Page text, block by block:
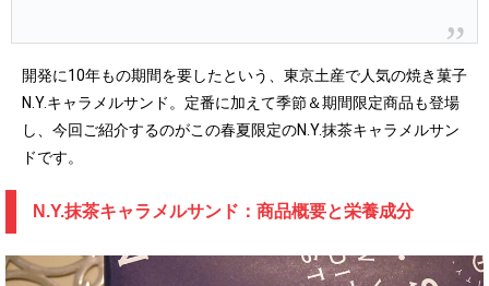
開発に10年もの期間を要したという、東京土産で人気の焼き菓子
N.Y.キャラメルサンド。定番に加えて季節＆期間限定商品も登場
し、今回ご紹介するのがこの春夏限定のN.Y.抹茶キャラメルサン
ドです。
N.Y.抹茶キャラメルサンド：商品概要と栄養成分